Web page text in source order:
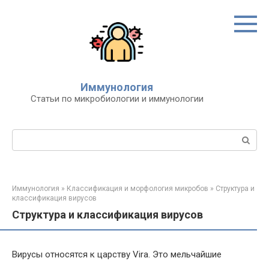
Иммунология
Статьи по микробиологии и иммунологии
Поиск:
Иммунология » Классификация и морфология микробов » Структура и
классификация вирусов
Структура и классификация вирусов
Вирусы относятся к царству Vira. Это мельчайшие